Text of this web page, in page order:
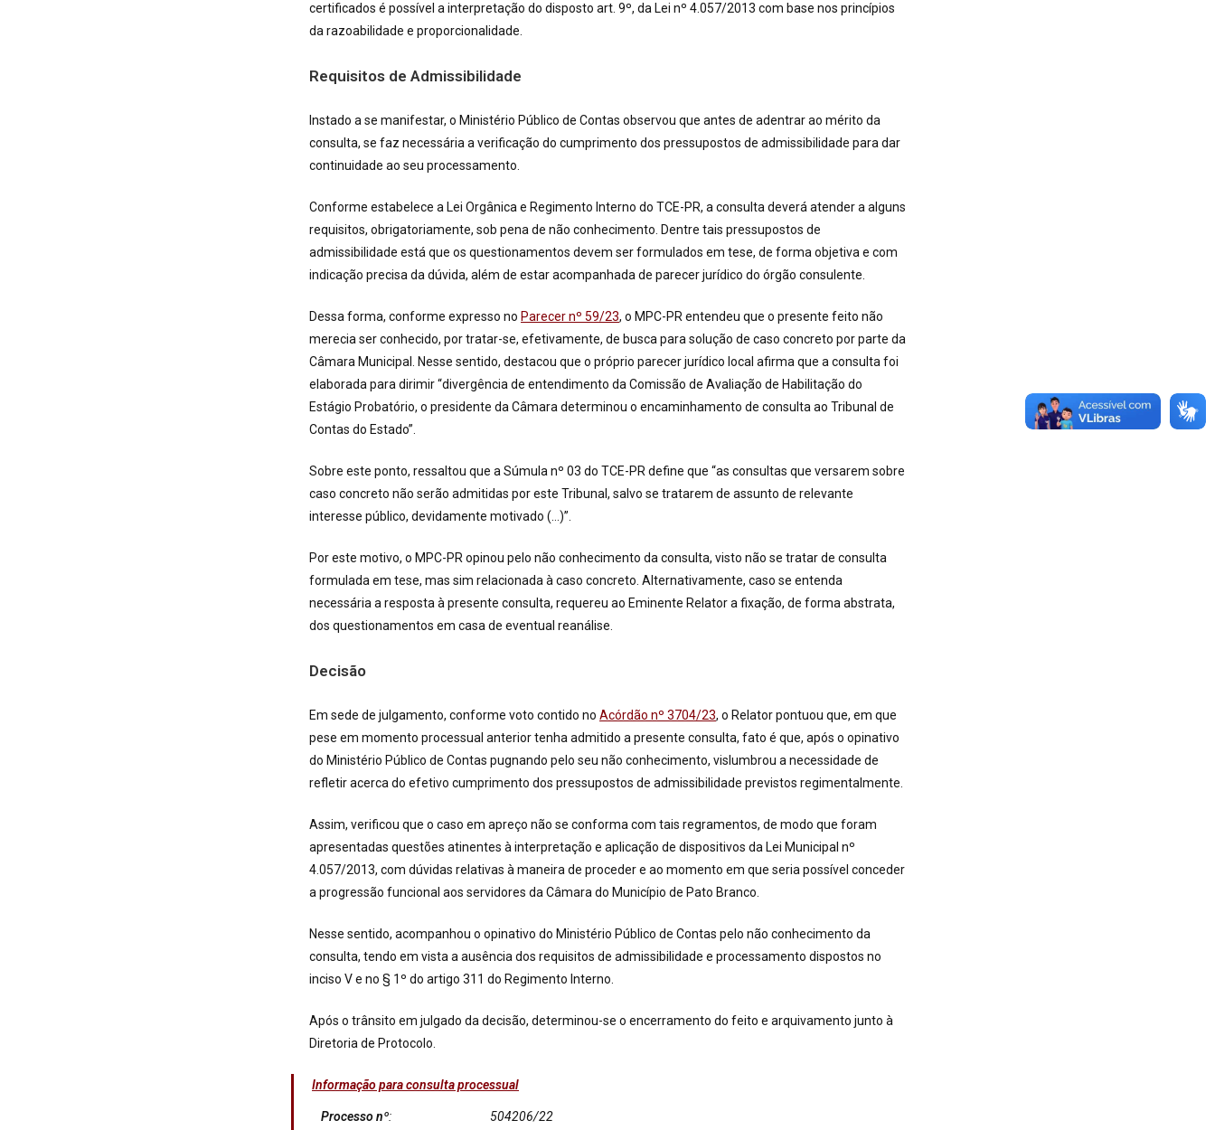
certificados é possível a interpretação do disposto art. 9º, da Lei nº 4.057/2013 com base nos princípios
da razoabilidade e proporcionalidade.
Requisitos de Admissibilidade
Instado a se manifestar, o Ministério Público de Contas observou que antes de adentrar ao mérito da
consulta, se faz necessária a verificação do cumprimento dos pressupostos de admissibilidade para dar
continuidade ao seu processamento.
Conforme estabelece a Lei Orgânica e Regimento Interno do TCE-PR, a consulta deverá atender a alguns
requisitos, obrigatoriamente, sob pena de não conhecimento. Dentre tais pressupostos de
admissibilidade está que os questionamentos devem ser formulados em tese, de forma objetiva e com
indicação precisa da dúvida, além de estar acompanhada de parecer jurídico do órgão consulente.
Dessa forma, conforme expresso no Parecer nº 59/23, o MPC-PR entendeu que o presente feito não
merecia ser conhecido, por tratar-se, efetivamente, de busca para solução de caso concreto por parte da
Câmara Municipal. Nesse sentido, destacou que o próprio parecer jurídico local afirma que a consulta foi
elaborada para dirimir “divergência de entendimento da Comissão de Avaliação de Habilitação do
Estágio Probatório, o presidente da Câmara determinou o encaminhamento de consulta ao Tribunal de
Contas do Estado”.
Sobre este ponto, ressaltou que a Súmula nº 03 do TCE-PR define que “as consultas que versarem sobre
caso concreto não serão admitidas por este Tribunal, salvo se tratarem de assunto de relevante
interesse público, devidamente motivado (…)”.
Por este motivo, o MPC-PR opinou pelo não conhecimento da consulta, visto não se tratar de consulta
formulada em tese, mas sim relacionada à caso concreto. Alternativamente, caso se entenda
necessária a resposta à presente consulta, requereu ao Eminente Relator a fixação, de forma abstrata,
dos questionamentos em casa de eventual reanálise.
Decisão
Em sede de julgamento, conforme voto contido no Acórdão nº 3704/23, o Relator pontuou que, em que
pese em momento processual anterior tenha admitido a presente consulta, fato é que, após o opinativo
do Ministério Público de Contas pugnando pelo seu não conhecimento, vislumbrou a necessidade de
refletir acerca do efetivo cumprimento dos pressupostos de admissibilidade previstos regimentalmente.
Assim, verificou que o caso em apreço não se conforma com tais regramentos, de modo que foram
apresentadas questões atinentes à interpretação e aplicação de dispositivos da Lei Municipal nº
4.057/2013, com dúvidas relativas à maneira de proceder e ao momento em que seria possível conceder
a progressão funcional aos servidores da Câmara do Município de Pato Branco.
Nesse sentido, acompanhou o opinativo do Ministério Público de Contas pelo não conhecimento da
consulta, tendo em vista a ausência dos requisitos de admissibilidade e processamento dispostos no
inciso V e no § 1º do artigo 311 do Regimento Interno.
Após o trânsito em julgado da decisão, determinou-se o encerramento do feito e arquivamento junto à
Diretoria de Protocolo.
Informação para consulta processual
Processo nº: 504206/22